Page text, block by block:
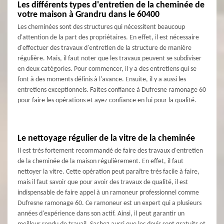
Les différents types d'entretien de la cheminée de
votre maison à Grandru dans le 60400
Les cheminées sont des structures qui nécessitent beaucoup
d'attention de la part des propriétaires. En effet, il est nécessaire
d'effectuer des travaux d'entretien de la structure de manière
régulière. Mais, il faut noter que les travaux peuvent se subdiviser
en deux catégories. Pour commencer, il y a des entretiens qui se
font à des moments définis à l'avance. Ensuite, il y a aussi les
entretiens exceptionnels. Faites confiance à Dufresne ramonage 60
pour faire les opérations et ayez confiance en lui pour la qualité.
Le nettoyage régulier de la vitre de la cheminée
Il est très fortement recommandé de faire des travaux d'entretien
de la cheminée de la maison régulièrement. En effet, il faut
nettoyer la vitre. Cette opération peut paraître très facile à faire,
mais il faut savoir que pour avoir des travaux de qualité, il est
indispensable de faire appel à un ramoneur professionnel comme
Dufresne ramonage 60. Ce ramoneur est un expert qui a plusieurs
années d'expérience dans son actif. Ainsi, il peut garantir un